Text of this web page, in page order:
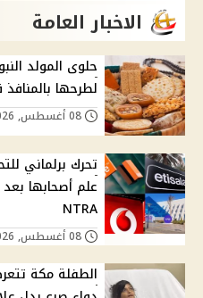
الاخبار العامة
لطرحها بالمنافذ
تحرك برلماني
NTRA
الطفلة مكة